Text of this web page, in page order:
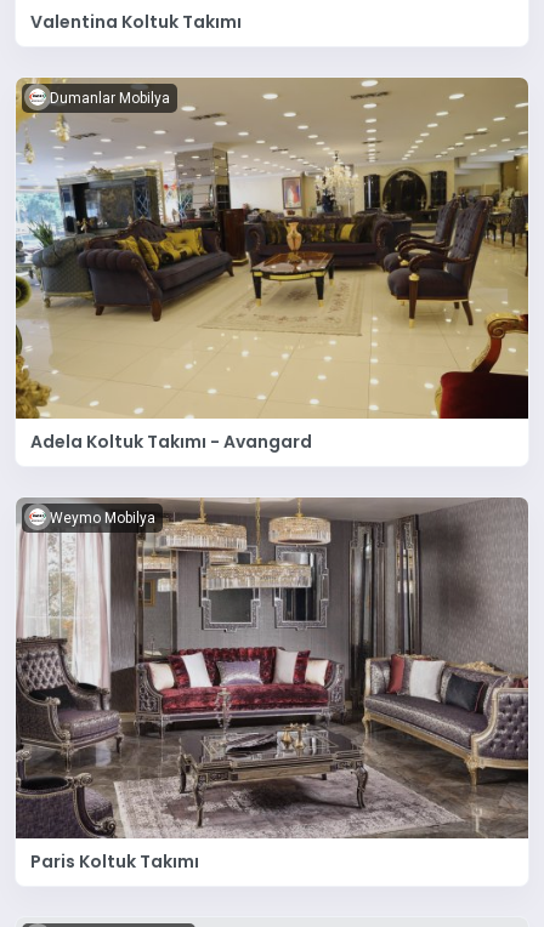
Valentina Koltuk Takımı
Dumanlar Mobilya
Adela Koltuk Takımı - Avangard
Weymo Mobilya
Paris Koltuk Takımı